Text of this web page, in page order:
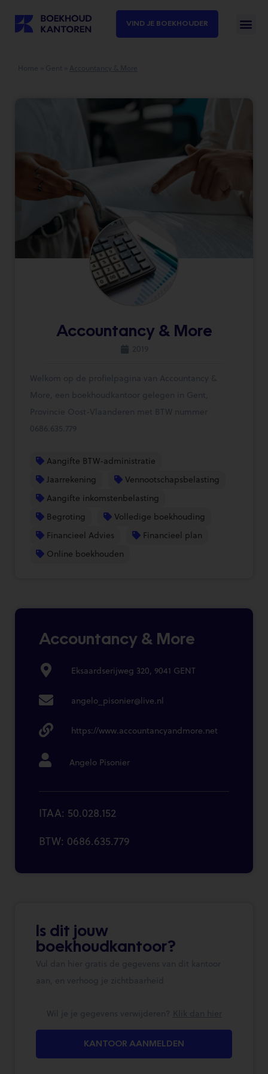
VIND JE BOEKHOUDER
Accountancy & More
2019
Welkom op de profielpagina van Accountancy &
More, een boekhoudkantoor gelegen in Gent,
Provincie Oost-Vlaanderen met BTW nummer
0686.635.779
Aangifte BTW-administratie
Jaarrekening
Vennootschapsbelasting
Aangifte inkomstenbelasting
Begroting
Volledige boekhouding
Financieel Advies
Financieel plan
Online boekhouden
Accountancy & More
Eksaardserijweg 320, 9041 GENT
angelo_pisonier@live.nl
https://www.accountancyandmore.net
Angelo Pisonier
ITAA: 50.028.152
BTW: 0686.635.779
Is dit jouw
boekhoudkantoor?
Vul dan hier gratis de gegevens van dit kantoor
aan, en verhoog je zichtbaarheid
Wil je je gegevens verwijderen? Klik dan hier
KANTOOR AANMELDEN